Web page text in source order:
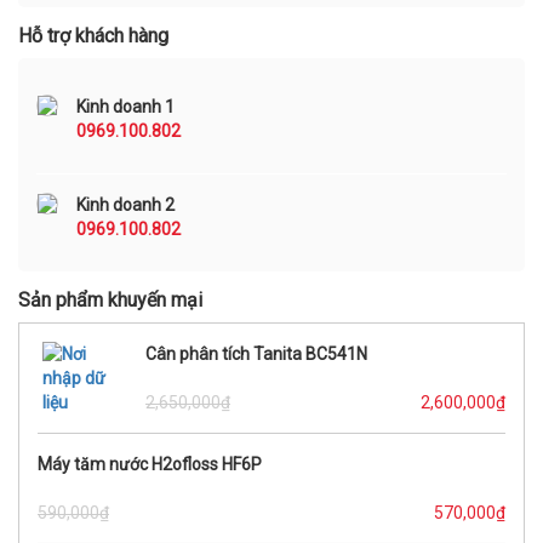
Hỗ trợ khách hàng
Kinh doanh 1
0969.100.802
Kinh doanh 2
0969.100.802
Sản phẩm khuyến mại
Cân phân tích Tanita BC541N
2,650,000₫ 2,600,000₫
Máy tăm nước H2ofloss HF6P
590,000₫ 570,000₫